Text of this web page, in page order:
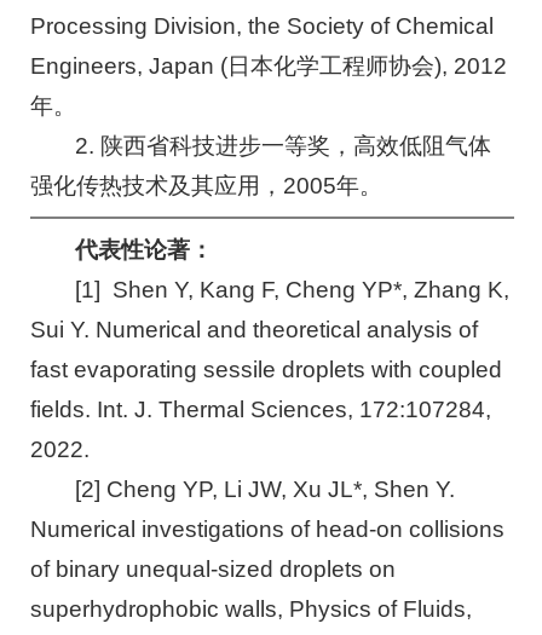
Processing Division, the Society of Chemical
Engineers, Japan (日本化学工程师协会), 2012
年。
2. 陕西省科技进步一等奖，高效低阻气体
强化传热技术及其应用，2005年。
代表性论著：
[1] Shen Y, Kang F, Cheng YP*, Zhang K,
Sui Y. Numerical and theoretical analysis of
fast evaporating sessile droplets with coupled
fields. Int. J. Thermal Sciences, 172:107284,
2022.
[2] Cheng YP, Li JW, Xu JL*, Shen Y.
Numerical investigations of head-on collisions
of binary unequal-sized droplets on
superhydrophobic walls, Physics of Fluids,